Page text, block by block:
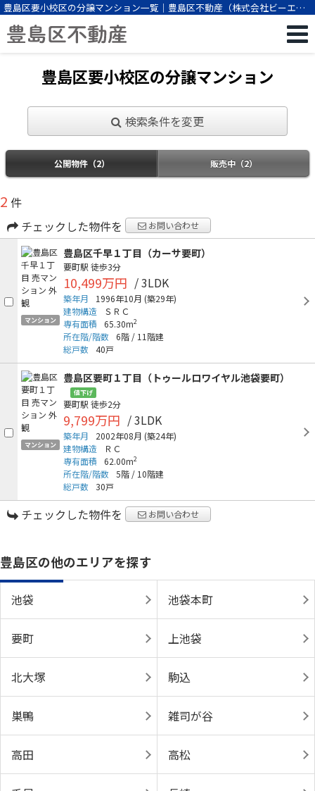
豊島区要小校区の分譲マンション一覧｜豊島区不動産（株式会社ビーエス
パートナー）
豊島区要小校区の分譲マンション
検索条件を変更
公開物件（2） 販売中（2）
2 件
チェックした物件を
お問い合わせ
マンション
豊島区千早１丁目（カーサ要町）
要町駅 徒歩3分
10,499万円 / 3LDK
築年月 1996年10月 (築29年)
建物構造
ＳＲＣ
専有面積
65.30m2
所在階/階数 6階 / 11階建
総戸数 40戸
マンション
豊島区要町１丁目（トゥールロワイヤル池袋要町）
値下げ
要町駅 徒歩2分
9,799万円 / 3LDK
築年月 2002年08月 (築24年)
建物構造
ＲＣ
専有面積
62.00m2
所在階/階数 5階 / 10階建
総戸数 30戸
チェックした物件を お問い合わせ
豊島区の他のエリアを探す
池袋 池袋本町
要町 上池袋
北大塚 駒込
巣鴨 雑司が谷
高田 高松